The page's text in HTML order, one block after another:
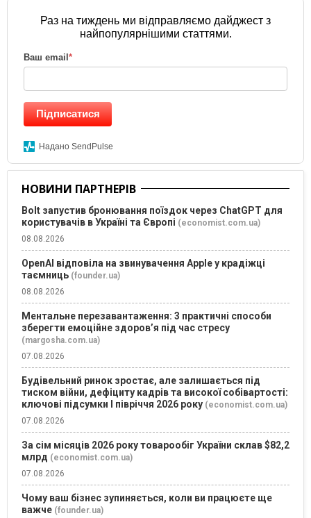
Раз на тиждень ми відправляємо дайджест з
найпопулярнішими статтями.
Ваш email *
Підписатися
Надано SendPulse
НОВИНИ ПАРТНЕРІВ
Bolt запустив бронювання поїздок через ChatGPT для
користувачів в Україні та Європі (economist.com.ua)
08.08.2026
OpenAI відповіла на звинувачення Apple у крадіжці
таємниць (founder.ua)
08.08.2026
Ментальне перезавантаження: 3 практичні способи
зберегти емоційне здоров’я під час стресу
(margosha.com.ua)
07.08.2026
Будівельний ринок зростає, але залишається під
тиском війни, дефіциту кадрів та високої собівартості:
ключові підсумки І півріччя 2026 року (economist.com.ua)
07.08.2026
За сім місяців 2026 року товарообіг України склав $82,2
млрд (economist.com.ua)
07.08.2026
Чому ваш бізнес зупиняється, коли ви працюєте ще
важче (founder.ua)